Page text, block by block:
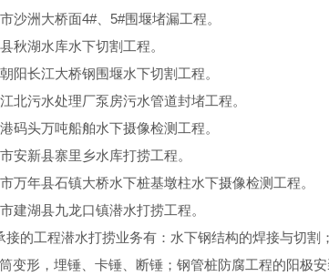
沙洲大桥面4#、5#围堰堵漏工程。
秋湖水库水下切割工程。
阳长江大桥钢围堰水下切割工程。
北污水处理厂泵房污水管道封堵工程。
码头万吨船舶水下摄像检测工程。
安新县寨里乡水库打捞工程。
万年县石镇大桥水下桩基墩柱水下摄像检测工程。
建湖县九龙口镇潜水打捞工程。
接的工程潜水打捞业务有：水下钢结构的焊接与切
变形，埋锤、卡锤、断锤；钢管桩防腐工程的阳极